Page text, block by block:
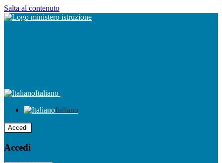
Salta al contenuto
Italiano
Italiano
Accedi
Accedi